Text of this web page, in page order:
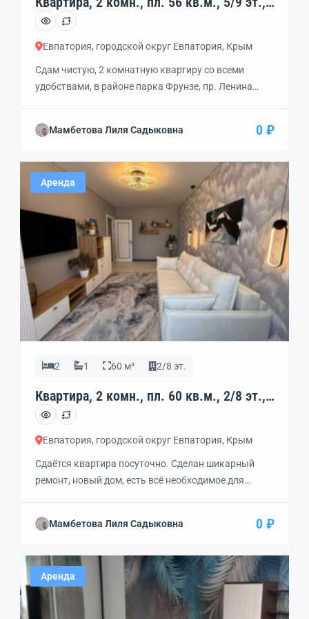
код: 397433
Евпатория, городской округ Евпатория, Крым
Сдам чистую, 2 комнатную квартиру со всеми
удобствами, в районе парка Фрунзе, пр. Ленина
постоянно, tv, wi-fi, чистый ухоженный подъезд
детская площадка, можно смело выглядывать в
окно и смотреть что делает ваш ребёнок, очень […]
Мамбетова Лиля Садыковна 0 ₽
Аренда
2 1 60 м² 2/8 эт.
Квартира, 2 комн., пл. 60 кв.м., 2/8 эт.,
код: 452829
Евпатория, городской округ Евпатория, Крым
Сдаётся квартира посуточно. Сделан шикарный
ремонт, новый дом, есть всё необходимое для
xoлoдильник с мoрозильной камepой, cтиpальнaя
плита с 4-мя комфорками, душевая кабинка с
тропическим душем. Большая кровать,
диван. Рядом развлекательный центр Авангард,
Мамбетова Лиля Садыковна 0 ₽
Аренда